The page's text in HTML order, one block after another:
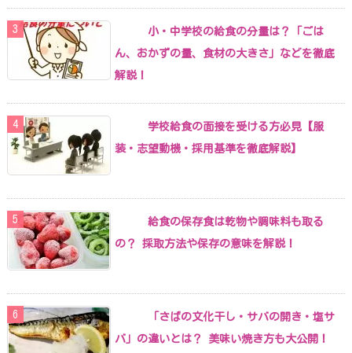
小・中学校の給食の分量は？「ごは
ん、おかずの量、食材の大きさ」などを徹底
解説！
学校給食の面接を受ける方必見【服
装・志望動機・採用基準を徹底解説】
給食の保存食は乾物や調味料も取る
の？ 採取方法や保存の意味を解説！
「さばの文化干し・サバの開き・塩サ
バ」の違いとは？ 美味い焼き方も大公開！